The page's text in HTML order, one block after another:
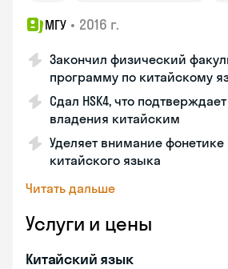
МГУ • 2016 г.
Закончил физический
программу по китайскому
Сдал HSK4, что
владения китайским
Уделяет внимание фонетике
китайского языка
Читать дальше
Услуги и цены
Китайский язык